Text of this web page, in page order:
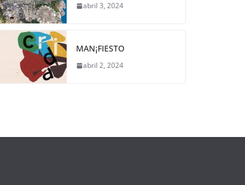
abril 3, 2024
MAN¡FIESTO
abril 2, 2024